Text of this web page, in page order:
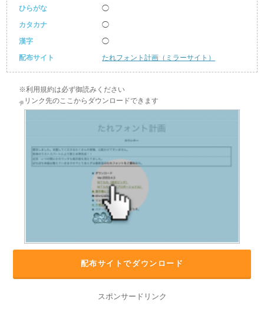
ひらがな
◯
カタカナ
◯
漢字
◯
配布サイト
たれフォント計画（ミラーサイト）
※利用規約は必ず御読みください
リンク先のここからダウンロードできます
配布サイトでダウンロード
スポンサードリンク